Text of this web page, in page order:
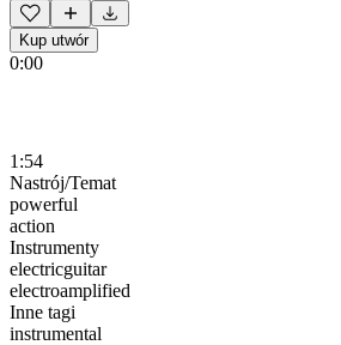
Kup utwór
0:00
1:54
Nastrój/Temat
powerful
action
Instrumenty
electricguitar
electroamplified
Inne tagi
instrumental